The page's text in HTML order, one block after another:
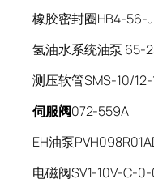
橡胶密封圈HB4-56-
氢油水系统油泵 65-
测压软管SMS-10/
伺服阀072-559A
EH油泵
电磁阀SV1-10V-C-